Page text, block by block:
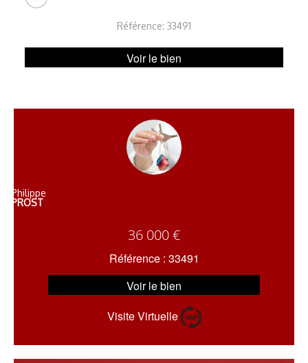
Référence: 33491
Voir le bien
Philippe
PROST
36 000 €
Référence : 33491
Voir le bien
Visite Virtuelle